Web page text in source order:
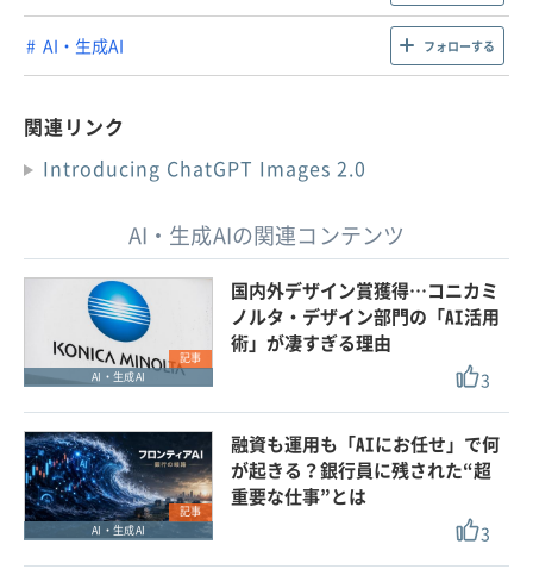
AI・生成AI フォローする
関連リンク
Introducing ChatGPT Images 2.0
AI・生成AIの関連コンテンツ
記事
AI・生成AI
国内外デザイン賞獲得…コニカミ
ノルタ・デザイン部門の「AI活用
術」が凄すぎる理由
3
記事
AI・生成AI
融資も運用も「AIにお任せ」で何
が起きる？銀行員に残された“超
重要な仕事”とは
3